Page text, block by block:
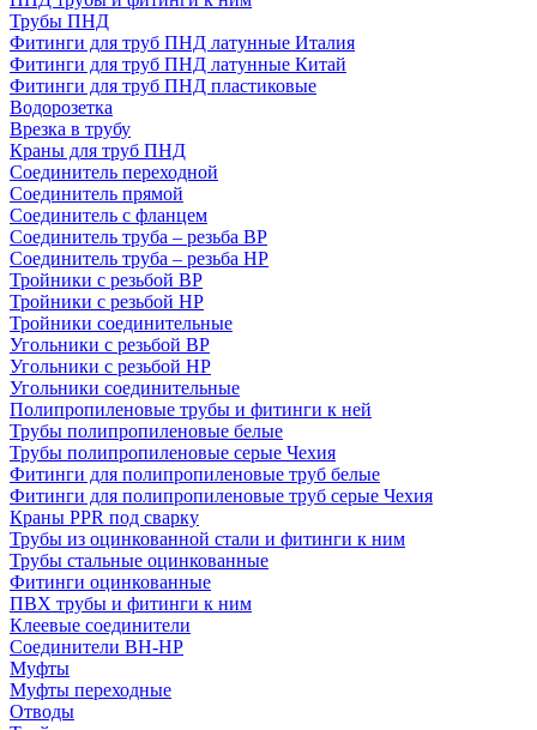
Трубы ПНД
Фитинги для труб ПНД латунные Италия
Фитинги для труб ПНД латунные Китай
Фитинги для труб ПНД пластиковые
Водорозетка
Врезка в трубу
Краны для труб ПНД
Соединитель переходной
Соединитель прямой
Соединитель с фланцем
Соединитель труба – резьба ВР
Соединитель труба – резьба НР
Тройники с резьбой ВР
Тройники с резьбой НР
Тройники соединительные
Угольники с резьбой ВР
Угольники с резьбой НР
Угольники соединительные
Полипропиленовые трубы и фитинги к ней
Трубы полипропиленовые белые
Трубы полипропиленовые серые Чехия
Фитинги для полипропиленовые труб белые
Фитинги для полипропиленовые труб серые Чехия
Краны PPR под сварку
Трубы из оцинкованной стали и фитинги к ним
Трубы стальные оцинкованные
Фитинги оцинкованные
ПВХ трубы и фитинги к ним
Клеевые соединители
Соединители ВН-НР
Муфты
Муфты переходные
Отводы